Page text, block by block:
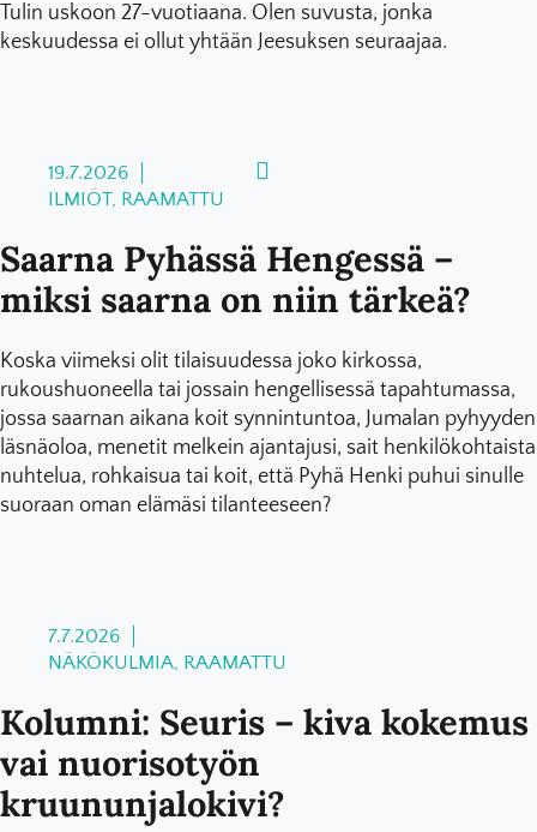
Tulin uskoon 27-vuotiaana. Olen suvusta, jonka
keskuudessa ei ollut yhtään Jeesuksen seuraajaa.
19.7.2026
ILMIÖT, RAAMATTU
Saarna Pyhässä Hengessä –
miksi saarna on niin tärkeä?
Koska viimeksi olit tilaisuudessa joko kirkossa,
rukoushuoneella tai jossain hengellisessä tapahtumassa,
jossa saarnan aikana koit synnintuntoa, Jumalan pyhyyden
läsnäoloa, menetit melkein ajantajusi, sait henkilökohtaista
nuhtelua, rohkaisua tai koit, että Pyhä Henki puhui sinulle
suoraan oman elämäsi tilanteeseen?
7.7.2026
NÄKÖKULMIA, RAAMATTU
Kolumni: Seuris – kiva kokemus
vai nuorisotyön
kruununjalokivi?